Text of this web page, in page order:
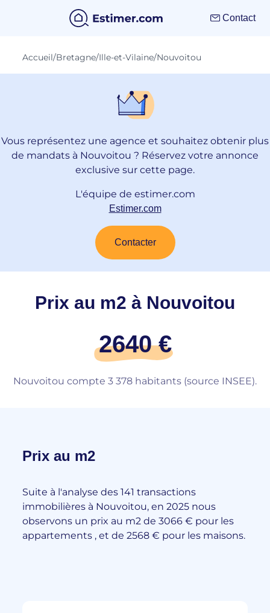
Contact
Accueil/Bretagne/Ille-et-Vilaine/Nouvoitou
Vous représentez une agence et souhaitez obtenir plus
de mandats à Nouvoitou ? Réservez votre annonce
exclusive sur cette page.
L'équipe de estimer.com
Estimer.com
Contacter
Prix au m2 à Nouvoitou
2640 €
Nouvoitou compte 3 378 habitants (source INSEE).
Prix au m2
Suite à l'analyse des 141 transactions
immobilières à Nouvoitou, en 2025 nous
observons un prix au m2 de 3066 € pour les
appartements , et de 2568 € pour les maisons.